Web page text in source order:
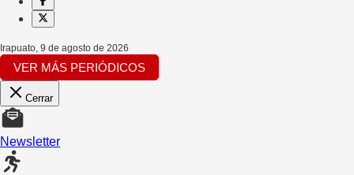
Irapuato, 9 de agosto de 2026
VER MÁS PERIÓDICOS
Cerrar
Newsletter